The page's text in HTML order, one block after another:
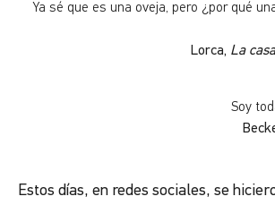
Ya sé que es una oveja, pero ¿por qué
Lorca, La
Soy
Estos días, en redes sociales, se